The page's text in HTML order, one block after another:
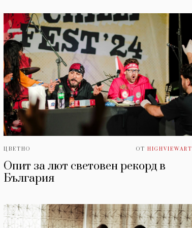
ЦВЕТНО ОТ HIGHVIEWART
Опит за лют световен рекорд в
България